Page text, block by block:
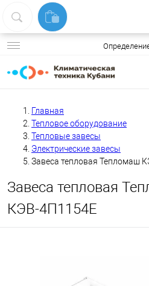
Главная
Тепловое оборудование
Тепловые завесы
Электрические завесы
Завеса тепловая Тепломаш
Завеса тепловая
КЭВ-4П1154Е